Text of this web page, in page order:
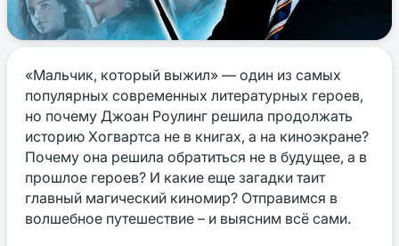
«Мальчик, который выжил» — один из самых
популярных современных литературных героев,
но почему Джоан Роулинг решила продолжать
историю Хогвартса не в книгах, а на киноэкране?
Почему она решила обратиться не в будущее, а в
прошлое героев? И какие еще загадки таит
главный магический киномир? Отправимся в
волшебное путешествие – и выясним всё сами.